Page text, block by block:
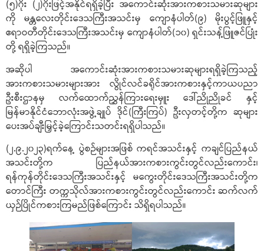
(၅)ဂိုး (၂)ဂိုးဖြင့်အနိုင်ရရှိခဲ့ပြီး အကောင်းဆုံးအားကစားသမားဆုများ
ကို မန္တလေးတိုင်းဒေသကြီးအသင်းမှ ကျောနံပါတ်(၉) မိုးပွင့်ဖြူနှင့်
ဧရာဝတီတိုင်းဒေသကြီးအသင်းမှ ကျောနံပါတ်(၁၀) ရှင်းသန့်ဖြူဇင်ပြုံး
တို့ ရရှိခဲ့ကြသည်။
အဆိုပါ အကောင်းဆုံးအားကစားသမားဆုများရရှိခဲ့ကြသည့်
အားကစားသမားများအား လွိုင်လင်ခရိုင်အားကစားနှင့်ကာယပညာ
ဦးစီးဌာနမှ လက်ထောက်ညွှန်ကြားရေးမှူး ဒေါ်ညိုညိုခင် နှင့်
မြန်မာနိုင်ငံဘောလုံးအဖွဲ့ချုပ် ဒိုင်(ကြီးကြပ်) ဦးလှတင့်တို့က ဆုများ
ပေးအပ်ချီးမြှင့်ခဲ့ကြောင်းသတင်းရရှိပါသည်။
(၂.၉.၂၀၂၃)ရက်နေ့ ပွဲစဉ်များအဖြစ် ကရင်အသင်းနှင့် ကချင်ပြည်နယ်
အသင်းတို့က ပြည်နယ်အားကစားကွင်းတွင်လည်းကောင်း၊
ရန်ကုန်တိုင်းဒေသကြီးအသင်းနှင့် မကွေးတိုင်းဒေသကြီးအသင်းတို့က
တောင်ကြီး တက္ကသိုလ်အားကစားကွင်းတွင်လည်းကောင်း ဆက်လက်
ယှဉ်ပြိုင်ကစား‌ကြမည်ဖြစ်ကြောင်း သိရှိရပါသည်။